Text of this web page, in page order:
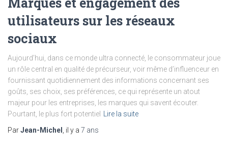
utilisateurs sur les réseaux
sociaux
Aujourd’hui, dans ce monde ultra connecté, le consommateur joue
un rôle central en qualité de précurseur, voir même d’influenceur en
fournissant quotidiennement des informations concernant ses
goûts, ses choix, ses préférences, ce qui représente un atout
majeur pour les entreprises, les marques qui savent écouter.
Pourtant, le plus fort potentiel
Lire la suite
ParJean-Michel , il y a 7 ans